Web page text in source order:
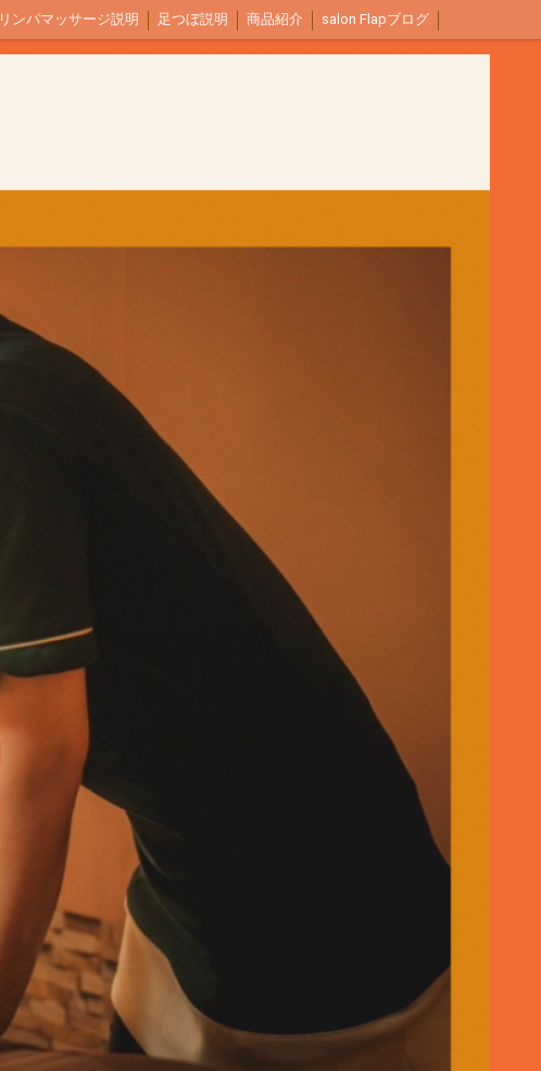
リンパマッサージ説明 足つぼ説明 商品紹介 salon Flapブログ